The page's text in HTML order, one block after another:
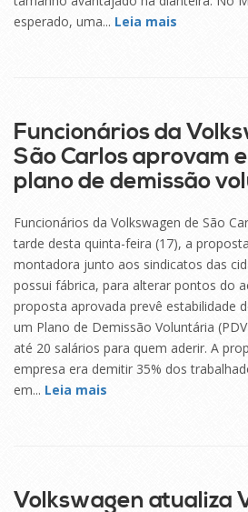
esperado, uma... Leia mais
Funcionários da
São Carlos aprovam
plano de demissão
Funcionários da Volkswagen de São
tarde desta quinta-feira (17), a
montadora junto aos sindicatos das
possui fábrica, para alterar pontos do
proposta aprovada prevê estabilidade
um Plano de Demissão Voluntária
até 20 salários para quem aderir. A
empresa era demitir 35% dos
em... Leia mais
Volkswagen atualiza